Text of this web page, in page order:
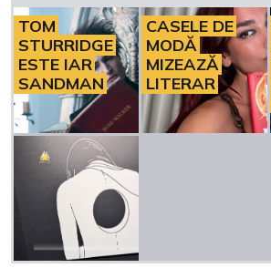
TOM
STURRIDGE
ESTE IAR
SANDMAN
CASELE DE
MODĂ
MIZEAZĂ
LITERAR